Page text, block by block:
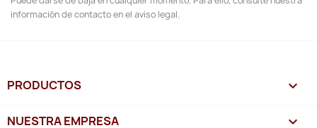
información de contacto en el aviso legal.
PRODUCTOS 
NUESTRA EMPRESA 